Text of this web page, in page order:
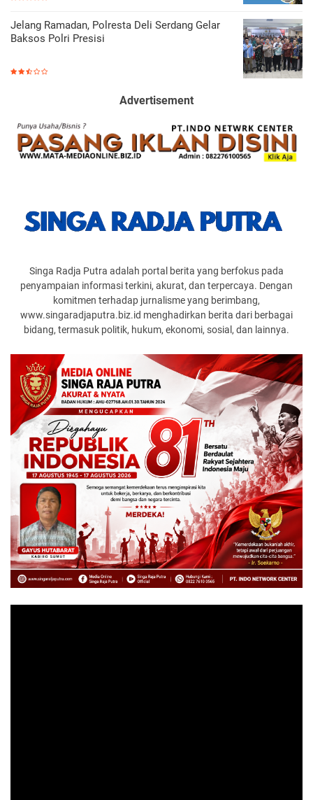
Jelang Ramadan, Polresta Deli Serdang Gelar
Baksos Polri Presisi
Advertisement
Singa Radja Putra adalah portal berita yang berfokus pada
penyampaian informasi terkini, akurat, dan terpercaya. Dengan
komitmen terhadap jurnalisme yang berimbang,
www.singaradjaputra.biz.id menghadirkan berita dari berbagai
bidang, termasuk politik, hukum, ekonomi, sosial, dan lainnya.